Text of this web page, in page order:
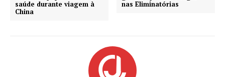
saúde durante viagem à
China
nas Eliminatórias